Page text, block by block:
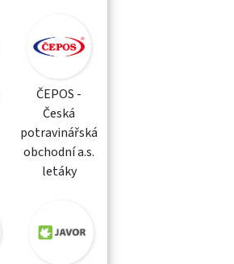
ČEPOS -
Česká
potravinářská
obchodní a.s.
letáky